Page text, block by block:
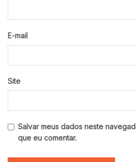
E-mail
Site
Salvar meus dados neste
que eu comentar.